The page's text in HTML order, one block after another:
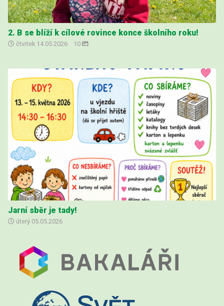
2. B se blíží k cílové rovince konce školního roku!
čtvrtek 14.05.2026 10
Jarní sběr je tady!
úterý 05.05.2026